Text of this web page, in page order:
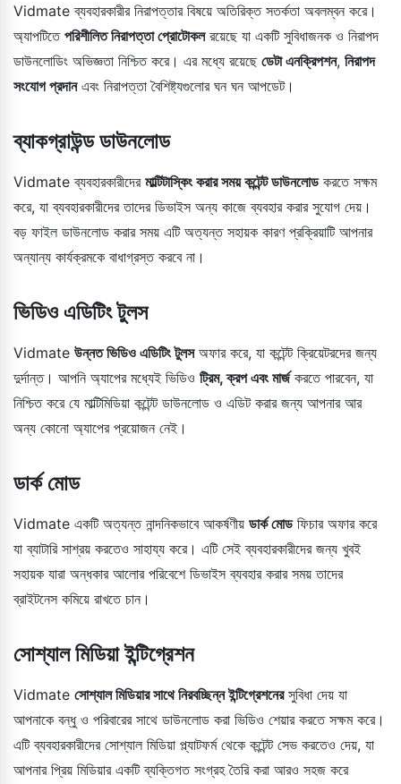
Vidmate ব্যবহারকারীর নিরাপত্তার বিষয়ে অতিরিক্ত সতর্কতা অবলম্বন করে।
অ্যাপটিতে পরিশীলিত নিরাপত্তা প্রোটোকলরয়েছে যা একটি সুবিধাজনক ও নিরাপদ
ডাউনলোডিং অভিজ্ঞতা নিশ্চিত করে। এর মধ্যে রয়েছে ডেটা এনক্রিপশন, নিরাপদ
সংযোগ প্রদানএবং নিরাপত্তা বৈশিষ্ট্যগুলোর ঘন ঘন আপডেট।
ব্যাকগ্রাউন্ড ডাউনলোড
Vidmate ব্যবহারকারীদের মাল্টিটাস্কিং করার সময় কন্টেন্ট ডাউনলোডকরতে সক্ষম
করে, যা ব্যবহারকারীদের তাদের ডিভাইস অন্য কাজে ব্যবহার করার সুযোগ দেয়।
বড় ফাইল ডাউনলোড করার সময় এটি অত্যন্ত সহায়ক কারণ প্রক্রিয়াটি আপনার
অন্যান্য কার্যক্রমকে বাধাগ্রস্ত করবে না।
ভিডিও এডিটিং টুলস
Vidmate উন্নত ভিডিও এডিটিং টুলসঅফার করে, যা কন্টেন্ট ক্রিয়েটরদের জন্য
দুর্দান্ত। আপনি অ্যাপের মধ্যেই ভিডিও ট্রিম, ক্রপ এবং মার্জকরতে পারবেন, যা
নিশ্চিত করে যে মাল্টিমিডিয়া কন্টেন্ট ডাউনলোড ও এডিট করার জন্য আপনার আর
অন্য কোনো অ্যাপের প্রয়োজন নেই।
ডার্ক মোড
Vidmate একটি অত্যন্ত নান্দনিকভাবে আকর্ষণীয় ডার্ক মোডফিচার অফার করে
যা ব্যাটারি সাশ্রয় করতেও সাহায্য করে। এটি সেই ব্যবহারকারীদের জন্য খুবই
সহায়ক যারা অন্ধকার আলোর পরিবেশে ডিভাইস ব্যবহার করার সময় তাদের
ব্রাইটনেস কমিয়ে রাখতে চান।
সোশ্যাল মিডিয়া ইন্টিগ্রেশন
Vidmate সোশ্যাল মিডিয়ার সাথে নিরবচ্ছিন্ন ইন্টিগ্রেশনেরসুবিধা দেয় যা
আপনাকে বন্ধু ও পরিবারের সাথে ডাউনলোড করা ভিডিও শেয়ার করতে সক্ষম করে।
এটি ব্যবহারকারীদের সোশ্যাল মিডিয়া প্ল্যাটফর্ম থেকে কন্টেন্ট সেভ করতেও দেয়, যা
আপনার প্রিয় মিডিয়ার একটি ব্যক্তিগত সংগ্রহ তৈরি করা আরও সহজ করে